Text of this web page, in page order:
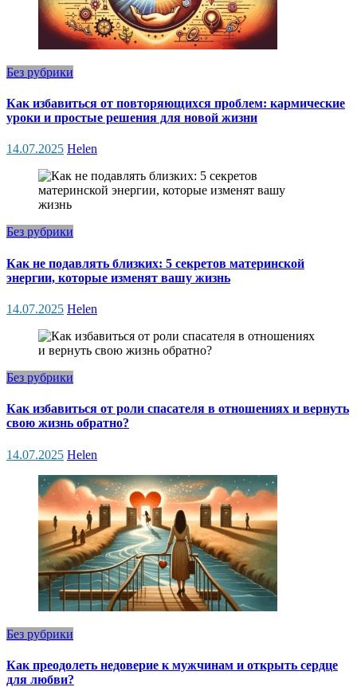
Без рубрики
Как избавиться от повторяющихся проблем: кармические
уроки и простые решения для новой жизни
14.07.2025 Helen
Без рубрики
Как не подавлять близких: 5 секретов материнской
энергии, которые изменят вашу жизнь
14.07.2025 Helen
Без рубрики
Как избавиться от роли спасателя в отношениях и вернуть
свою жизнь обратно?
14.07.2025 Helen
Без рубрики
Как преодолеть недоверие к мужчинам и открыть сердце
для любви?